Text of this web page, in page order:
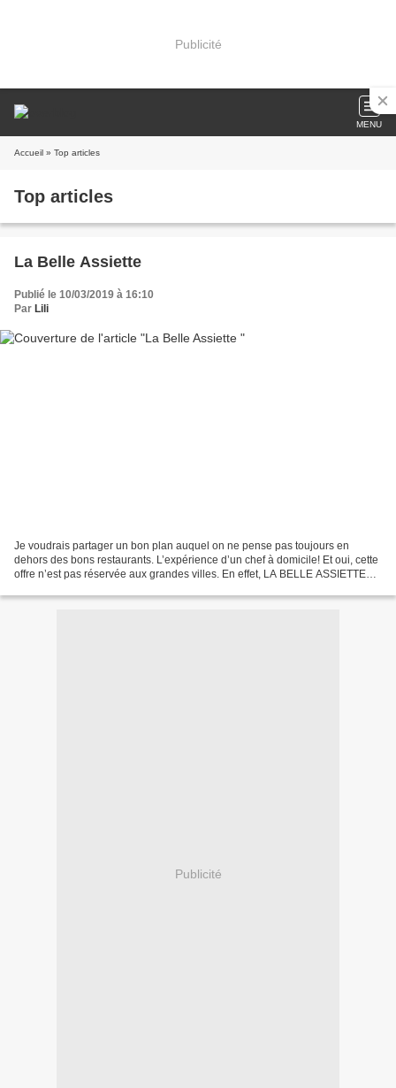
Publicité
MENU
Accueil » Top articles
Top articles
La Belle Assiette
Publié le 10/03/2019 à 16:10
Par Lili
Je voudrais partager un bon plan auquel on ne pense pas toujours en
dehors des bons restaurants. L’expérience d’un chef à domicile! Et oui, cette
offre n’est pas réservée aux grandes villes. En effet, LA BELLE ASSIETTE
Publicité